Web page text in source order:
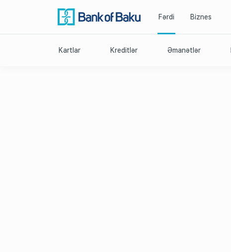
Fərdi Biznes
Kartlar Kreditlər Əmanətlər